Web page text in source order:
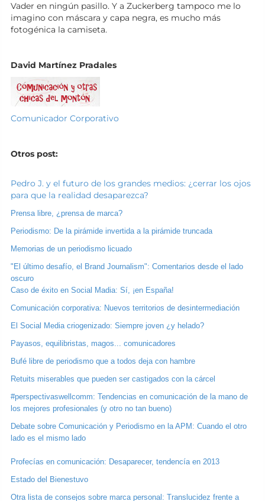
Vader en ningún pasillo. Y a Zuckerberg tampoco me lo
imagino con máscara y capa negra, es mucho más
fotogénica la camiseta.
David Martínez Pradales
Comunicador Corporativo
Otros post:
Pedro J. y el futuro de los grandes medios: ¿cerrar los ojos
para que la realidad desaparezca?
Prensa libre, ¿prensa de marca?
Periodismo: De la pirámide invertida a la pirámide truncada
Memorias de un periodismo licuado
"El último desafío, el Brand Journalism": Comentarios desde el lado
oscuro
Caso de éxito en Social Madia: Sí, ¡en España!
Comunicación corporativa: Nuevos territorios de desintermediación
El Social Media criogenizado: Siempre joven ¿y helado?
Payasos, equilibristas, magos... comunicadores
Bufé libre de periodismo que a todos deja con hambre
Retuits miserables que pueden ser castigados con la cárcel
#perspectivaswellcomm: Tendencias en comunicación de la mano de
los mejores profesionales (y otro no tan bueno)
Debate sobre Comunicación y Periodismo en la APM: Cuando el otro
lado es el mismo lado
Profecías en comunicación: Desaparecer, tendencía en 2013
Estado del Bienestuvo
Otra lista de consejos sobre marca personal: Translucidez frente a